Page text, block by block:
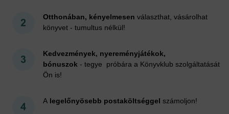
Otthonában, kényelmesen választhat, vásárolhat
könyvet - tumultus nélkül!
Kedvezmények, nyereményjátékok,
bónuszok - tegye próbára a Könyvklub szolgáltatását
Ön is!
A legelőnyösebb postaköltséggel számoljon!